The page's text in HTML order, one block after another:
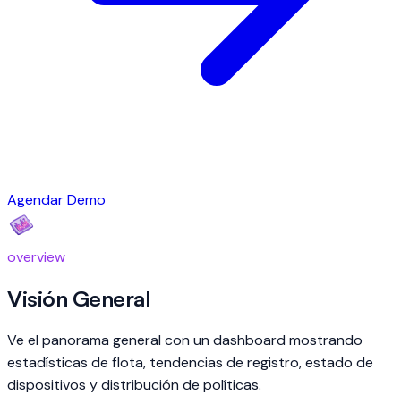
Agendar Demo
overview
Visión General
Ve el panorama general con un dashboard mostrando
estadísticas de flota, tendencias de registro, estado de
dispositivos y distribución de políticas.